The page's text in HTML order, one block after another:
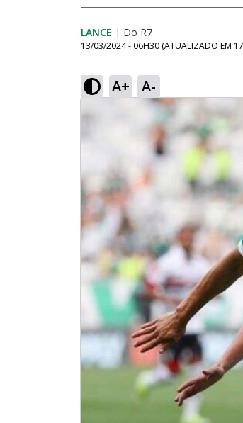
LANCE | Do R7
13/03/2024 - 06H30 (ATUALIZADO EM
A+ A-